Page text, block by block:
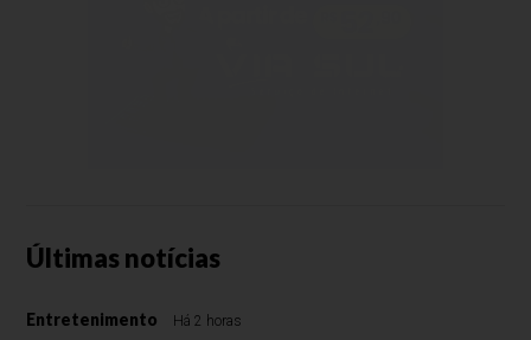
Últimas notícias
Entretenimento Há 2 horas